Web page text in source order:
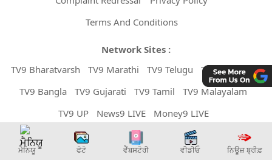
Terms And Conditions
Network Sites :
TV9 Bharatvarsh
TV9 Marathi TV9 Telugu
TV9 Kannada
TV9 Bangla
TV9 Gujarati TV9 Tamil
TV9 Malayalam
TV9 UP
News9 LIVE Money9 LIVE
Copyright © 2026 TV9 Punjabi. All Rights Reserved.
ਮੈਨਿਯੂ
ਫੋਟੋ ਵੈੱਬਸਟੋਰੀ ਵੀਡੀਓ ਨਿਊਜ਼ ਬ੍ਰੀਫ਼